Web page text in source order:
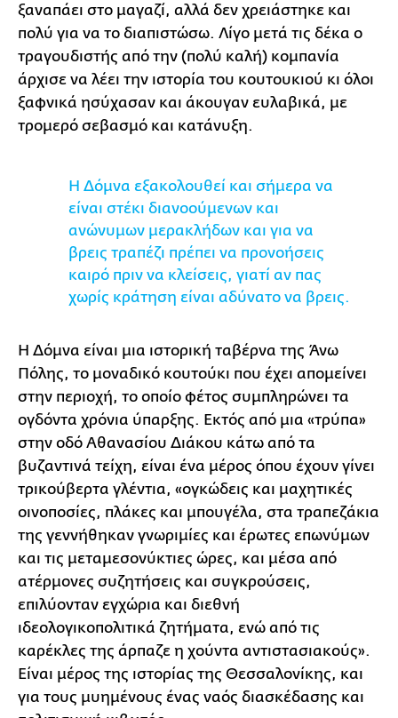
ξαναπάει στο μαγαζί, αλλά δεν χρειάστηκε και
πολύ για να το διαπιστώσω. Λίγο μετά τις δέκα ο
τραγουδιστής από την (πολύ καλή) κομπανία
άρχισε να λέει την ιστορία του κουτουκιού κι όλοι
ξαφνικά ησύχασαν και άκουγαν ευλαβικά, με
τρομερό σεβασμό και κατάνυξη.
Η Δόμνα εξακολουθεί και σήμερα να
είναι στέκι διανοούμενων και
ανώνυμων μερακλήδων και για να
βρεις τραπέζι πρέπει να προνοήσεις
καιρό πριν να κλείσεις, γιατί αν πας
χωρίς κράτηση είναι αδύνατο να βρεις.
Η Δόμνα είναι μια ιστορική ταβέρνα της Άνω
Πόλης, το μοναδικό κουτούκι που έχει απομείνει
στην περιοχή, το οποίο φέτος συμπληρώνει τα
ογδόντα χρόνια ύπαρξης. Εκτός από μια «τρύπα»
στην οδό Αθανασίου Διάκου κάτω από τα
βυζαντινά τείχη, είναι ένα μέρος όπου έχουν γίνει
τρικούβερτα γλέντια, «ογκώδεις και μαχητικές
οινοποσίες, πλάκες και μπουγέλα, στα τραπεζάκια
της γεννήθηκαν γνωριμίες και έρωτες επωνύμων
και τις μεταμεσονύκτιες ώρες, και μέσα από
ατέρμονες συζητήσεις και συγκρούσεις,
επιλύονταν εγχώρια και διεθνή
ιδεολογικοπολιτικά ζητήματα, ενώ από τις
καρέκλες της άρπαζε η χούντα αντιστασιακούς».
Είναι μέρος της ιστορίας της Θεσσαλονίκης, και
για τους μυημένους ένας ναός διασκέδασης και